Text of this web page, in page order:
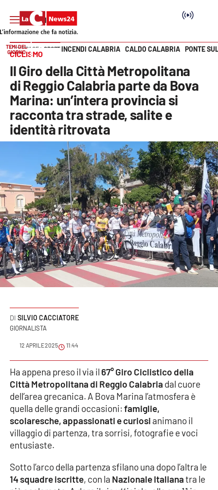
SEZIONI
Cronaca
Politica
Economia e lavoro
Italia Mondo
Sanità
Sport
Cultura
Meteo
Editoriali
VIDEO
Ambiente
Cronaca
Economia e Lavoro
Vai
TEMI DEL
GIORNO
INCENDI CALABRIA CALDO CALABRIA PONTE
HOME PAGE SPORT
CICLISMO
Il Giro della Città Metropolitana
di Reggio Calabria parte da Bova
Marina: un’intera provincia si
racconta tra strade, salite e
identità ritrovata
SILVIO CACCIATORE
GIORNALISTA
12 APRILE 2025 11:44
Ha appena preso il via il 67° Giro Ciclistico della
Città Metropolitana di Reggio Calabria dal cuore
dell’area grecanica. A Bova Marina l’atmosfera è
quella delle grandi occasioni:famiglie,
scolaresche, appassionati e curiosi animano il
villaggio di partenza, tra sorrisi, fotografie e voci
entusiaste.
Sotto l’arco della partenza sfilano una dopo l’altra le
14 squadre iscritte, con la Nazionale Italianatra le